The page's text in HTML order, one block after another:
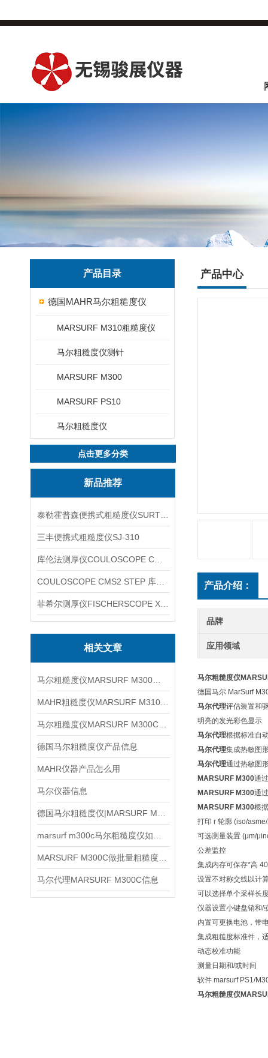
产品目录
德国MAHR马尔粗糙度仪
MARSURF M310粗糙度仪
马尔粗糙度仪测针
MARSURF M300
MARSURF PS10
马尔粗糙度仪
点击更多分类
新品推荐
三丰便携式粗糙度仪SJ-310
相关文章
德国马尔粗糙度仪产品信息
MAHR仪器产品怎么用
马尔仪器信息
马尔代理MARSURF M300C信息
产品中心
产品介绍：
品牌
应用领域
马尔粗糙度仪
德国马尔 MarSurf
马尔代理评估装置和
明亮的发光彩色显示
马尔代理根据标准自
马尔代理集成热敏图
马尔代理通过热敏图
MARSURF M300通
MARSURF M300通
MARSURF M300根
打印 r 轮廓 (iso/
可选测量装置 (μm/
公差监控
集成内存可保存*高
设置不对称交线以计
可以选择单个采样长
仪器设置小键盘销和/
内置可更换电池，带
集成粗糙度标准件，
动态校准功能
测量日期和/或时间
软件 marsurf PS1/
马尔粗糙度仪